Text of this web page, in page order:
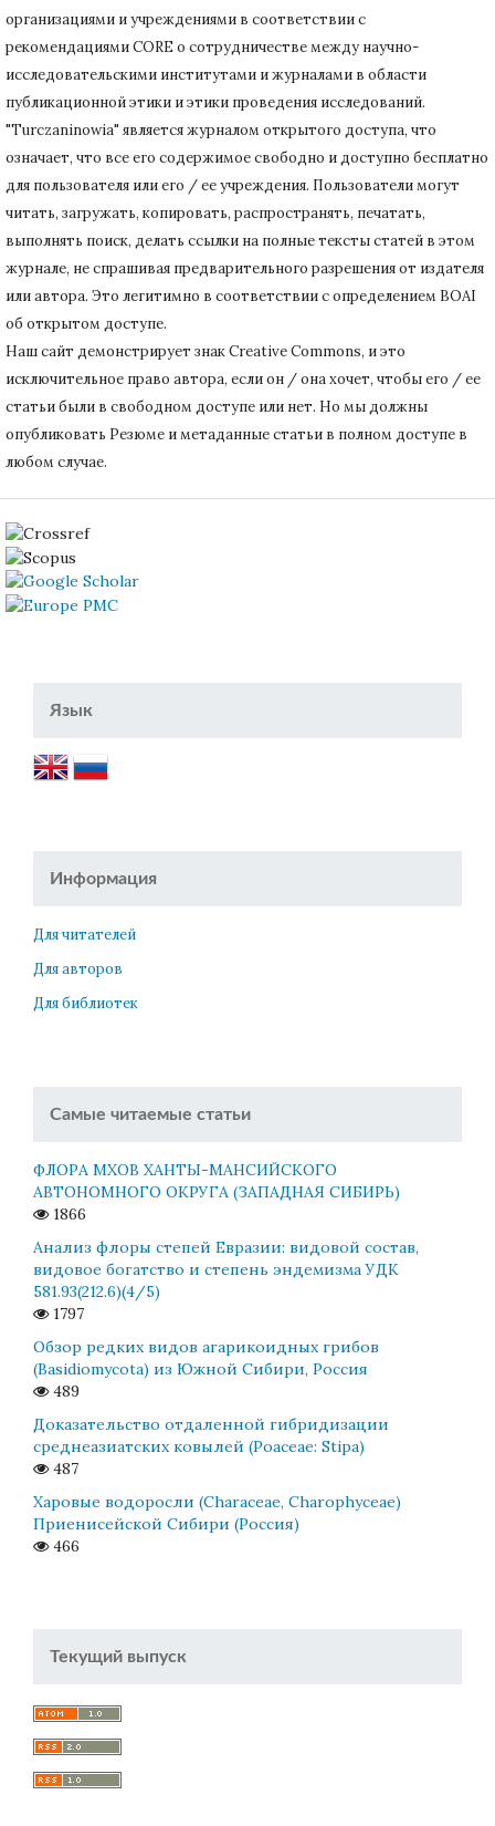
организациями и учреждениями в соответствии с
рекомендациями CORE о сотрудничестве между научно-
исследовательскими институтами и журналами в области
публикационной этики и этики проведения исследований.
"Turczaninowia" является журналом открытого доступа, что
означает, что все его содержимое свободно и доступно бесплатно
для пользователя или его / ее учреждения. Пользователи могут
читать, загружать, копировать, распространять, печатать,
выполнять поиск, делать ссылки на полные тексты статей в этом
журнале, не спрашивая предварительного разрешения от издателя
или автора. Это легитимно в соответствии с определением BOAI
об открытом доступе.
Наш сайт демонстрирует знак Creative Commons, и это
исключительное право автора, если он / она хочет, чтобы его / ее
статьи были в свободном доступе или нет. Но мы должны
опубликовать Резюме и метаданные статьи в полном доступе в
любом случае.
Язык
Информация
Для читателей
Для авторов
Для библиотек
Самые читаемые статьи
ФЛОРА МХОВ ХАНТЫ-МАНСИЙСКОГО
АВТОНОМНОГО ОКРУГА (ЗАПАДНАЯ СИБИРЬ)
1866
Анализ флоры степей Евразии: видовой состав,
видовое богатство и степень эндемизма УДК
581.93(212.6)(4/5)
1797
Обзор редких видов агарикоидных грибов
(Basidiomycota) из Южной Сибири, Россия
489
Доказательство отдаленной гибридизации
среднеазиатских ковылей (Poaceae: Stipa)
487
Харовые водоросли (Characeae, Charophyceae)
Приенисейской Сибири (Россия)
466
Текущий выпуск